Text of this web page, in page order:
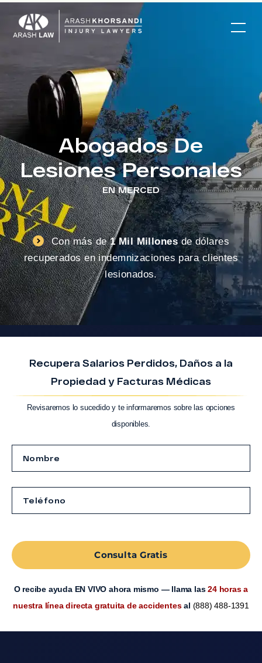
Abogados De
Lesiones Personales
EN MERCED
Con más de1 Mil Millonesde dólares
recuperados en indemnizaciones para clientes
lesionados.
Recupera Salarios Perdidos, Daños a la
Propiedad y Facturas Médicas
Revisaremos lo sucedido y te informaremos sobre las opciones
disponibles.
Consulta Gratis
O recibe ayuda EN VIVO ahora mismo — llama las24 horas a
nuestra línea directa gratuita de accidentesal (888) 488-1391